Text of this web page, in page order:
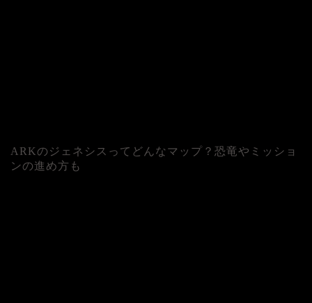
ARKのジェネシスってどんなマップ？恐竜やミッショ
ンの進め方も